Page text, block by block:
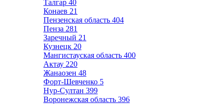
Талгар 40
Конаев 21
Пензенская область 404
Пенза 281
Заречный 21
Кузнецк 20
Мангистауская область 400
Актау 220
Жанаозен 48
Форт-Шевченко 5
Нур-Султан 399
Воронежская область 396